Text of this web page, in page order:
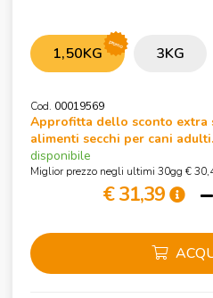
1,50KG promo 3KG
Cod. 00019569
Approfitta dello sconto extra
alimenti secchi per cani adulti.
disponibile
Miglior prezzo negli ultimi 30gg €
€ 31,39